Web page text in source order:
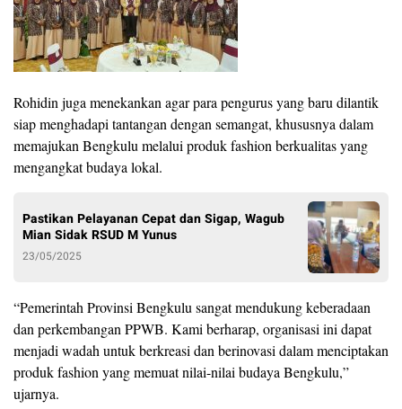
Rohidin juga menekankan agar para pengurus yang baru dilantik
siap menghadapi tantangan dengan semangat, khususnya dalam
memajukan Bengkulu melalui produk fashion berkualitas yang
mengangkat budaya lokal.
Pastikan Pelayanan Cepat dan Sigap, Wagub
Mian Sidak RSUD M Yunus
23/05/2025
“Pemerintah Provinsi Bengkulu sangat mendukung keberadaan
dan perkembangan PPWB. Kami berharap, organisasi ini dapat
menjadi wadah untuk berkreasi dan berinovasi dalam menciptakan
produk fashion yang memuat nilai-nilai budaya Bengkulu,”
ujarnya.